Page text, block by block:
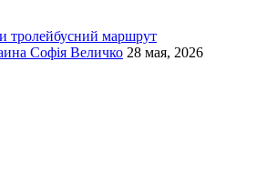
тролейбусний маршрут
Софія Величко 28 мая, 2026